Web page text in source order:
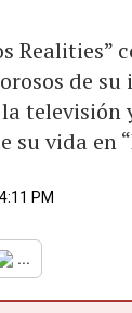
Realities”
de su
televisión
su vida en
PM
...